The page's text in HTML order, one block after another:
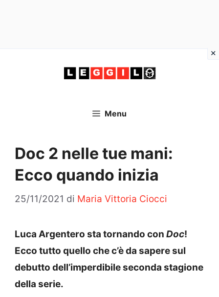
Menu
Doc 2 nelle tue mani:
Ecco quando inizia
25/11/2021 di Maria Vittoria Ciocci
Luca Argentero sta tornando con Doc!
Ecco tutto quello che c’è da sapere sul
debutto dell’imperdibile seconda stagione
della serie.